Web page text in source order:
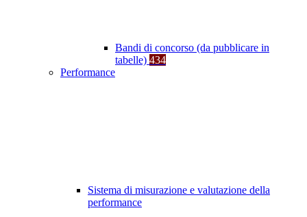
Bandi di concorso (da pubblicare in
tabelle) 434
Performance
Sistema di misurazione e valutazione della
performance